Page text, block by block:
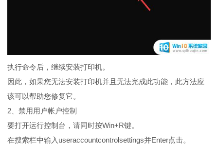
执行命令后，继续安装打印机。
因此，如果您无法安装打印机并且无法完成此功能，此方法应
该可以帮助您修复它。
2、禁用用户帐户控制
要打开运行控制台，请同时按Win+R键。
在搜索栏中输入useraccountcontrolsettings并Enter点击。